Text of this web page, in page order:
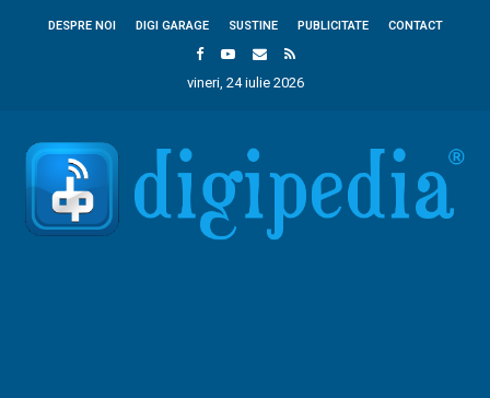
DESPRE NOI DIGI GARAGE SUSTINE PUBLICITATE CONTACT
vineri, 24 iulie 2026